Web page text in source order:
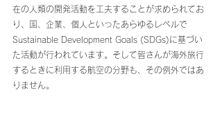
在の人類の開発活動を工夫することが求められてお
り、国、企業、個人といったあらゆるレベルで
Sustainable Development Goals (SDGs)に基づい
た活動が行われています。そして皆さんが海外旅行
するときに利用する航空の分野も、その例外ではあ
りません。